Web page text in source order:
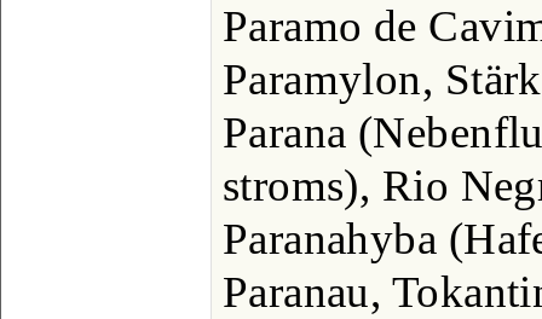
Paramo de
Paramylon,
Parana
stroms), Rio
Paranahyba
Paranau,